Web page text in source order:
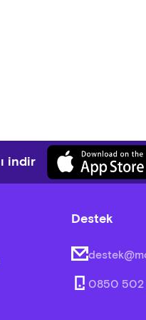
indir
Destek
0850 502